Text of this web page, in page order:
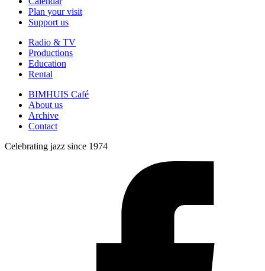
Plan your visit
Support us
Radio & TV
Productions
Education
Rental
BIMHUIS Café
About us
Archive
Contact
Celebrating jazz since 1974